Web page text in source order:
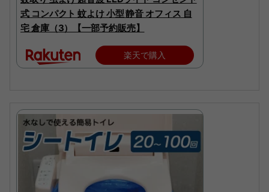
式 コンパクト 蚊よけ 小型 静音 オフィス 自
宅 倉庫（3）【一部予約販売】
楽天で購入